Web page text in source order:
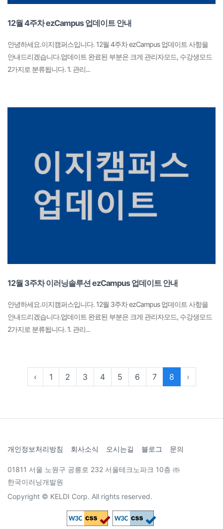
12월 4주차 ezCampus 업데이트 안내
안녕하세요.이지캠퍼스입니다. 12월 4주차 ezCampus 업데이트 사항을
안내드리겠습니다.업데이트 완료된 부분은 크게 관리자모드, 수강생모드
2가지로 분류됩니다. 1. 관리...
12월 3주차 이러닝솔루션 ezCampus 업데이트 안내
안녕하세요.이지캠퍼스입니다. 12월 3주차 ezCampus 업데이트 사항을
안내드리겠습니다.업데이트 완료된 부분은 크게 관리자모드, 수강생모드
2가지로 분류됩니다. 1. 관리...
‹ 1 2 3 4 5 6 7 8 ›
개인정보처리방침 회사소식 오시는길 블로그 문의
01811 서울 노원구 공릉로 232 서울테크노파크 10층 ㈜
한국이러닝개발원
Copyright © KELDI Corp. All rights reserved.